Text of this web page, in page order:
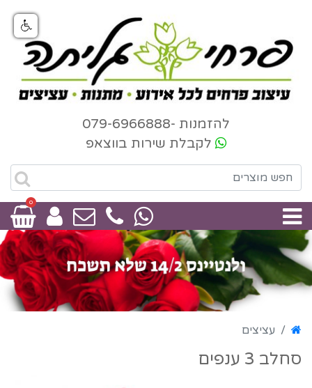
להזמנות -079-6966888
לקבלת שירות בווצאפ
0
עציצים
סחלב 3 ענפים